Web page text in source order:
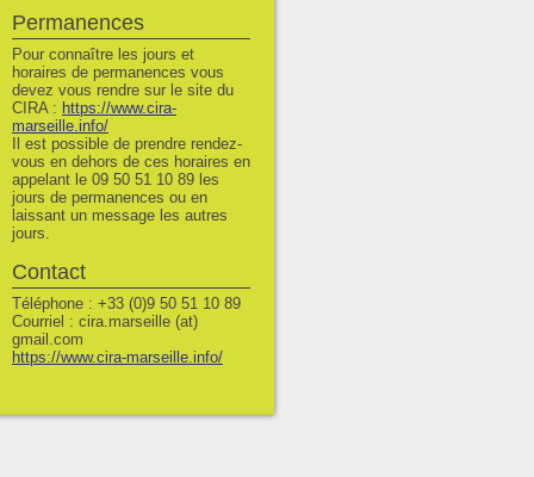
Permanences
Pour connaître les jours et
horaires de permanences vous
devez vous rendre sur le site du
CIRA : https://www.cira-
marseille.info/
Il est possible de prendre rendez-
vous en dehors de ces horaires en
appelant le 09 50 51 10 89 les
jours de permanences ou en
laissant un message les autres
jours.
Contact
Téléphone : +33 (0)9 50 51 10 89
Courriel : cira.marseille (at)
gmail.com
https://www.cira-marseille.info/